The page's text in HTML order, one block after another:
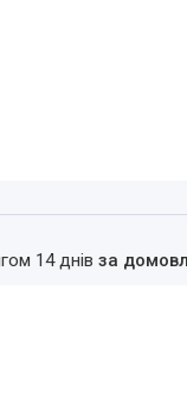
14 днів за